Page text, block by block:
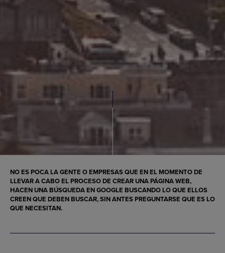
NO ES POCA LA GENTE O EMPRESAS QUE EN EL MOMENTO DE
LLEVAR A CABO EL PROCESO DE CREAR UNA PÁGINA WEB,
HACEN UNA BÚSQUEDA EN GOOGLE BUSCANDO LO QUE ELLOS
CREEN QUE DEBEN BUSCAR, SIN ANTES PREGUNTARSE QUE ES LO
QUE NECESITAN.